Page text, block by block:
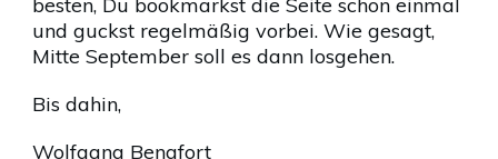
und guckst regelmäßig vorbei. Wie gesagt,
Mitte September soll es dann losgehen.
Bis dahin,
Wolfgang Bengfort